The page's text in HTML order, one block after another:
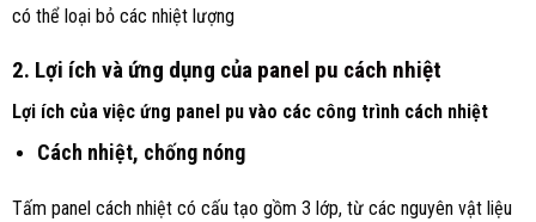
có thể loại bỏ các nhiệt lượng
2. Lợi ích và ứng dụng của panel pu cách nhiệt
Lợi ích của việc ứng panel pu vào các công trình cách nhiệt
Cách nhiệt, chống nóng
Tấm panel cách nhiệt có cấu tạo gồm 3 lớp, từ các nguyên vật liệu